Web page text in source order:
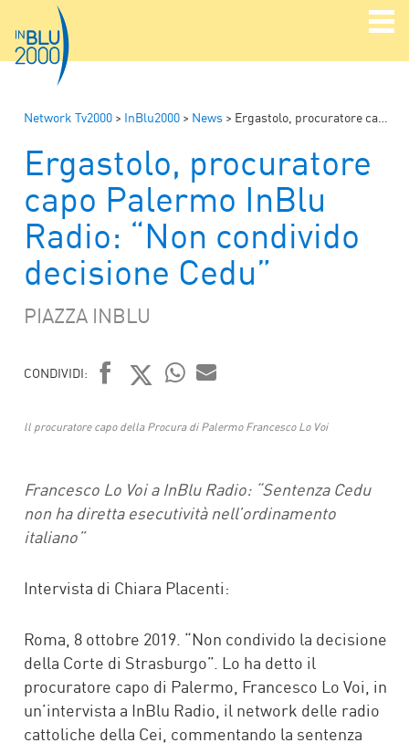
Network Tv2000 > InBlu2000 > News > Ergastolo, procuratore capo Palermo InBlu Radio: “Non condivido decisione Cedu”
Ergastolo, procuratore
capo Palermo InBlu
Radio: “Non condivido
decisione Cedu”
PIAZZA INBLU
CONDIVIDI:
ll procuratore capo della Procura di Palermo Francesco Lo Voi
Francesco Lo Voi a InBlu Radio: “Sentenza Cedu
non ha diretta esecutività nell’ordinamento
italiano”
Intervista di Chiara Placenti:
Roma, 8 ottobre 2019. “Non condivido la decisione
della Corte di Strasburgo”. Lo ha detto il
procuratore capo di Palermo, Francesco Lo Voi, in
un’intervista a InBlu Radio, il network delle radio
cattoliche della Cei, commentando la sentenza